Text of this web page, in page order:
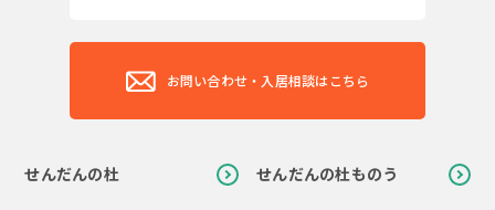
お問い合わせ・入居相談はこちら
せんだんの杜 せんだんの杜ものう